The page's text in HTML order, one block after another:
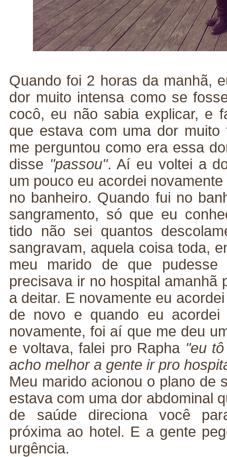
Quando foi 2 horas da manhã,
dor muito intensa como se
cocô, eu não sabia explicar, e
que estava com uma dor
me perguntou como era essa
disse "passou". Aí eu voltei a
um pouco eu acordei
no banheiro. Quando fui no
sangramento, só que eu
tido não sei quantos
sangravam, aquela coisa toda,
meu marido de que
precisava ir no hospital amanhã
a deitar. E novamente eu
de novo e quando eu
novamente, foi aí que me deu
e voltava, falei pro Rapha "eu
acho melhor a gente ir pro
Meu marido acionou o plano de
estava com uma dor abdominal
de saúde direciona você
próxima ao hotel. E a gente
urgência.